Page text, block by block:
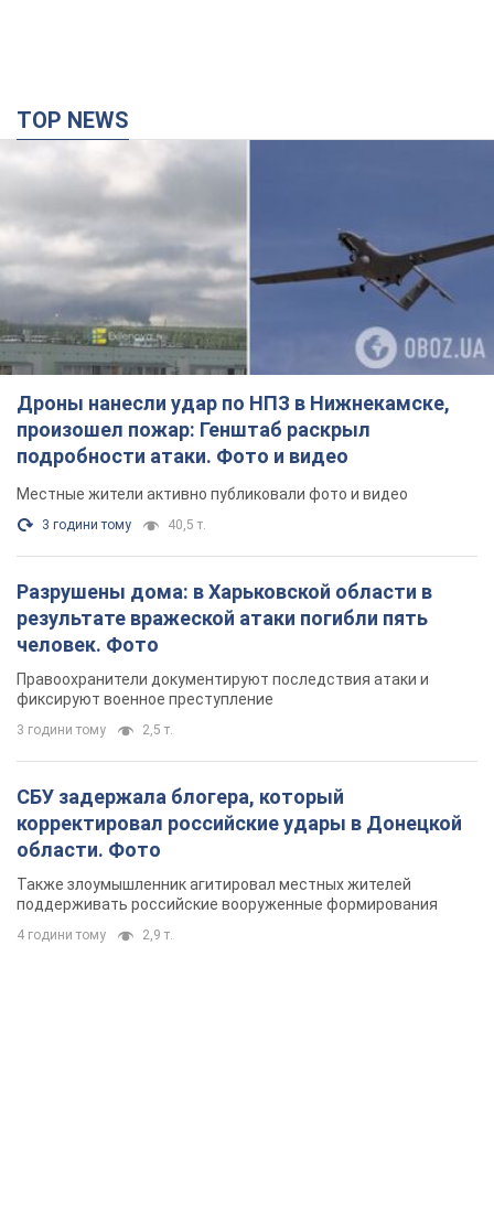
TOP NEWS
Дроны нанесли удар по НПЗ в Нижнекамске,
произошел пожар: Генштаб раскрыл
подробности атаки. Фото и видео
Местные жители активно публиковали фото и видео
3 години тому 40,5 т.
Разрушены дома: в Харьковской области в
результате вражеской атаки погибли пять
человек. Фото
Правоохранители документируют последствия атаки и
фиксируют военное преступление
3 години тому 2,5 т.
СБУ задержала блогера, который
корректировал российские удары в Донецкой
области. Фото
Также злоумышленник агитировал местных жителей
поддерживать российские вооруженные формирования
4 години тому 2,9 т.